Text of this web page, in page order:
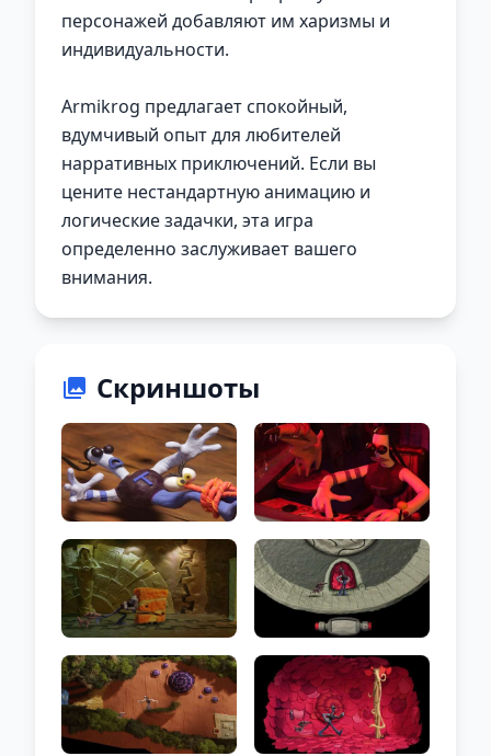
персонажей добавляют им харизмы и
индивидуальности.
Armikrog предлагает спокойный,
вдумчивый опыт для любителей
нарративных приключений. Если вы
цените нестандартную анимацию и
логические задачки, эта игра
определенно заслуживает вашего
внимания.
Скриншоты